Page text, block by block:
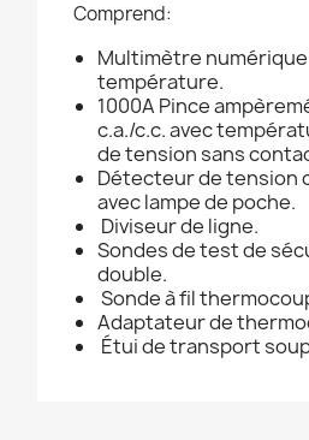
Comprend:
Multimètre
température.
1000A Pince
c.a./c.c. avec
de tension sans
Détecteur de tension
avec lampe de poche.
Diviseur de ligne.
Sondes de test de
double.
Sonde à fil
Adaptateur de
Étui de transport